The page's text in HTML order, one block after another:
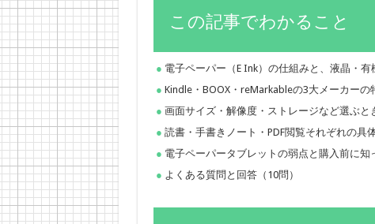
この記事でわかること
電子ペーパー（E Ink）の仕組みと、液晶・有
Kindle・BOOX・reMarkableの3大メーカーの
画面サイズ・解像度・ストレージなど選ぶと
読書・手書きノート・PDF閲覧それぞれの具
電子ペーパータブレットの弱点と購入前に知
よくある質問と回答（10問）